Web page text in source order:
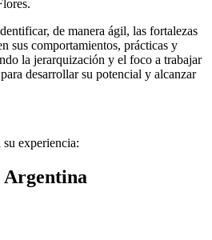
de manera ágil, las fortalezas
sus comportamientos, prácticas y
la jerarquización y el foco a trabajar
desarrollar su potencial y alcanzar
experiencia:
Argentina